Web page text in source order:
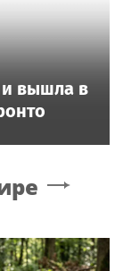
вышла в